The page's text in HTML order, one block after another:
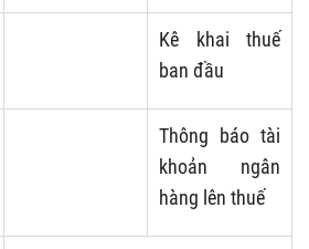
Kê khai thuế
ban đầu
Thông báo tài
khoản ngân
hàng lên thuế